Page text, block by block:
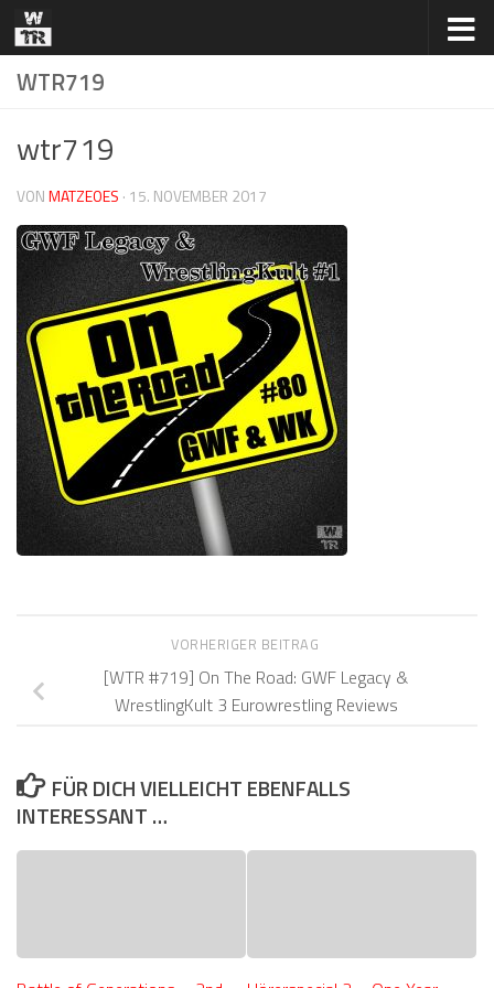
Zum Inhalt springen
WTR719
wtr719
VONMATZEOES · 15. NOVEMBER 2017
VORHERIGER BEITRAG
[WTR #719] On The Road: GWF Legacy &
WrestlingKult 3 Eurowrestling Reviews
FÜR DICH VIELLEICHT EBENFALLS
INTERESSANT …